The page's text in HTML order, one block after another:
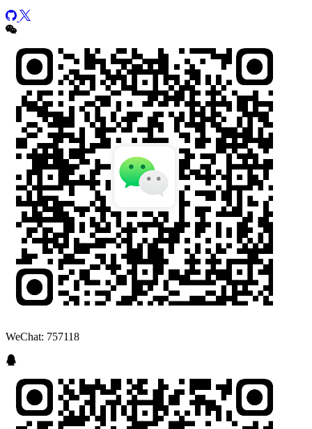
WeChat: 757118